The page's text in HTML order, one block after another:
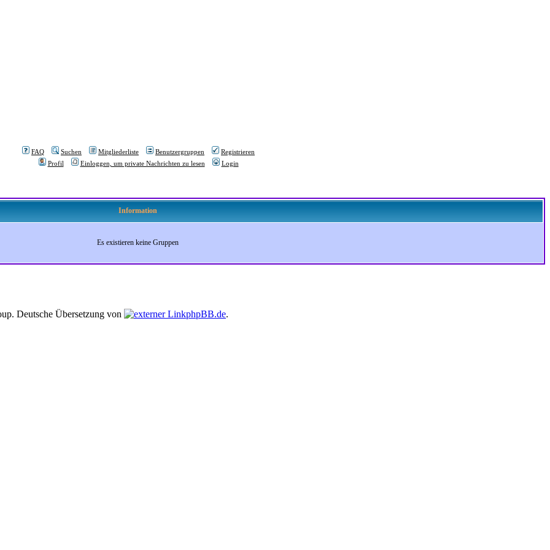
FAQ Suchen Mitgliederliste Benutzergruppen
Registrieren
Profil
Einloggen, um private Nachrichten zu lesen Login
Information
Es existieren keine Gruppen
Deutsche Übersetzung von phpBB.de.